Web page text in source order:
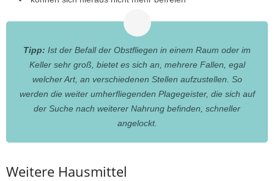
Tipp: Ist der Befall der Obstfliegen in einem Raum oder im
Keller sehr groß, bietet es sich an, mehrere Fallen, egal
welcher Art, an verschiedenen Stellen aufzustellen. So
werden die weiter umherfliegenden Plagegeister, die sich auf
der Suche nach weiterer Nahrung befinden, schneller
angelockt.
Weitere Hausmittel